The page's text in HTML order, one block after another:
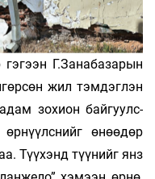
Г.Зана­базарын
жил тэмдэглэн
зохион байгуулс­
өнөөдөр
Түүхэнд түүнийг янз